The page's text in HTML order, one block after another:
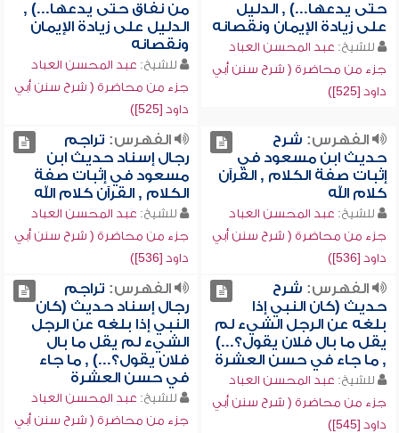
حتى يدعها...) , الدليل
على زيادة الإيمان ونقصانه
للشيخ: عبد المحسن العباد
جزء من محاضرة ( شرح سنن أبي
داود [525])
من نفاق حتى يدعها...) ,
الدليل على زيادة الإيمان
ونقصانه
للشيخ: عبد المحسن العباد
جزء من محاضرة ( شرح سنن أبي
داود [525])
الفهرس: شرح
حديث ابن مسعود في
إثبات صفة الكلام , القرآن
كلام الله
للشيخ: عبد المحسن العباد
جزء من محاضرة ( شرح سنن أبي
داود [536])
الفهرس: تراجم
رجال إسناد حديث ابن
مسعود في إثبات صفة
الكلام , القرآن كلام الله
للشيخ: عبد المحسن العباد
جزء من محاضرة ( شرح سنن أبي
داود [536])
الفهرس: شرح
حديث (كان النبي إذا
بلغه عن الرجل الشيء لم
يقل ما بال فلان يقول؟...)
, ما جاء في حسن العشرة
للشيخ: عبد المحسن العباد
جزء من محاضرة ( شرح سنن أبي
داود [545])
الفهرس: تراجم
رجال إسناد حديث (كان
النبي إذا بلغه عن الرجل
الشيء لم يقل ما بال
فلان يقول؟...) , ما جاء
في حسن العشرة
للشيخ: عبد المحسن العباد
جزء من محاضرة ( شرح سنن أبي